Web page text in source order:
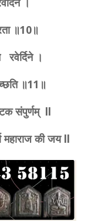
।
॥10॥
।
॥11॥
संपुर्णम् ll
महाराज की जय ll